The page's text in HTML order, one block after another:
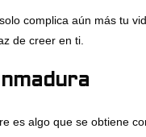
complica aún más tu
de creer en ti.
es algo que se obtiene